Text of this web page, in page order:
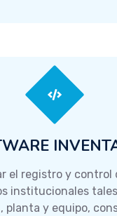
el registro y control
institucionales
planta y equipo,